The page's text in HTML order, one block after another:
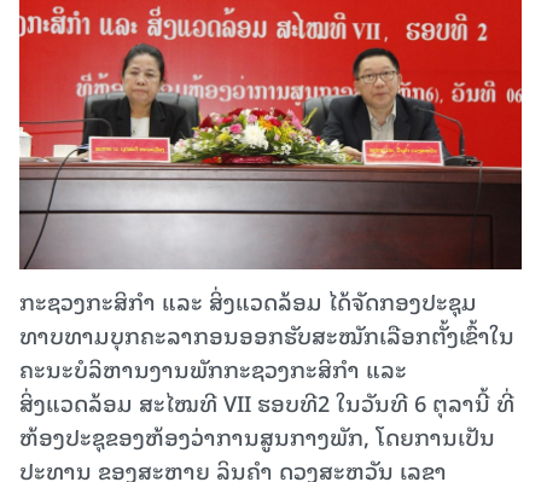
ກະຊວງກະສິກໍາ ແລະ ສິ່ງແວດລ້ອມ ໄດ້ຈັດກອງປະຊຸມ
ທາບທາມບຸກຄະລາກອນອອກຮັບສະໝັກເລືອກຕັ້ງເຂົ້າໃນ
ຄະນະບໍລິຫານງານພັກກະຊວງກະສິກໍາ ແລະ
ສິ່ງແວດລ້ອມ ສະໄໝທີ VII ຮອບທີ2 ໃນວັນທີ 6 ຕຸລານີ້ ທີ່
ຫ້ອງປະຊຸຂອງຫ້ອງວ່າການສູນກາງພັກ, ໂດຍການເປັນ
ປະທານ ຂອງສະຫາຍ ລິນຄໍາ ດວງສະຫວັນ ເລຂາ